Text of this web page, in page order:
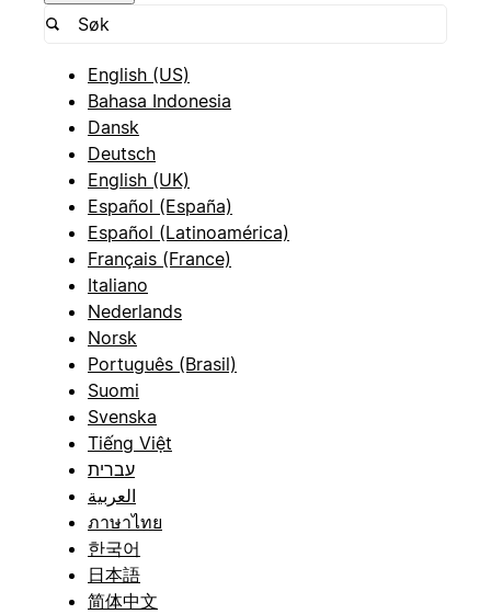
English (US)
Bahasa Indonesia
Dansk
Deutsch
English (UK)
Español (España)
Español (Latinoamérica)
Français (France)
Italiano
Nederlands
Norsk
Português (Brasil)
Suomi
Svenska
Tiếng Việt
עברית
العربية
ภาษาไทย
한국어
日本語
简体中文